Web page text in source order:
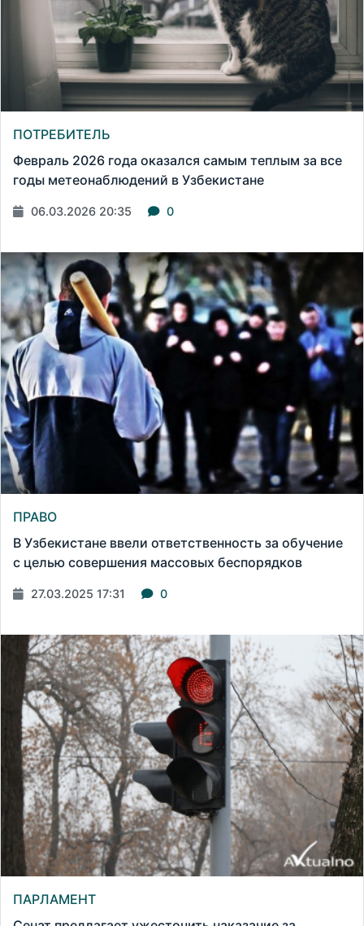
ПОТРЕБИТЕЛЬ
Февраль 2026 года оказался самым теплым за все
годы метеонаблюдений в Узбекистане
06.03.2026 20:35 0
ПРАВО
В Узбекистане ввели ответственность за обучение
с целью совершения массовых беспорядков
27.03.2025 17:31 0
ПАРЛАМЕНТ